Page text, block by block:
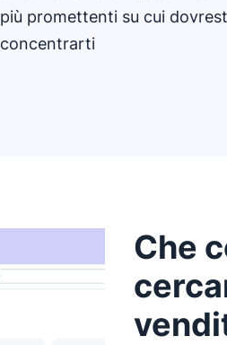
più promettenti su cui
concentrarti
Che